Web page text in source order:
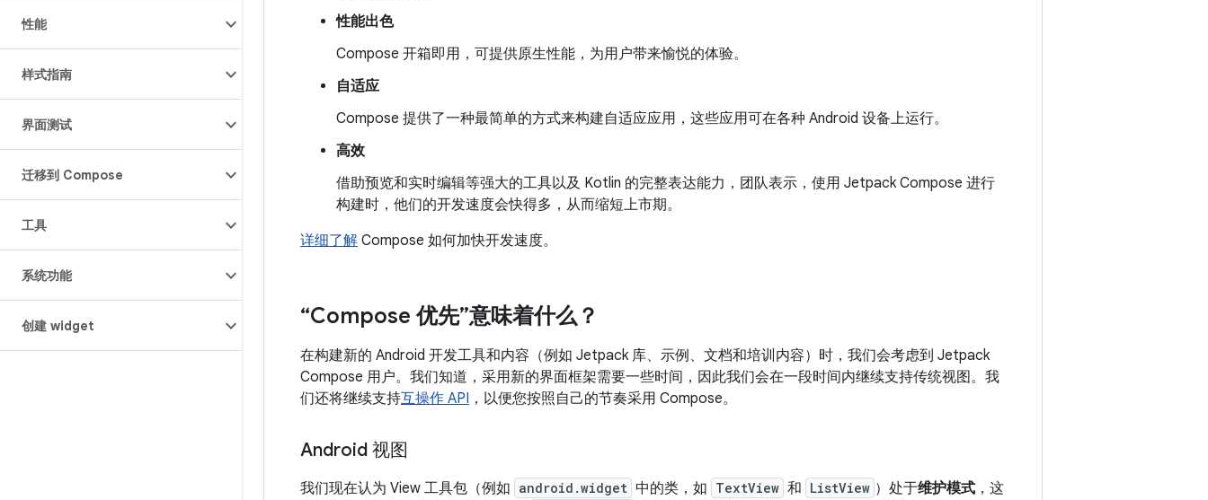
性能
样式指南
界面测试
迁移到 Compose
工具
系统功能
创建 widget
性能出色
Compose 开箱即用，可提供原生性能，为用户带来愉悦的体验。
自适应
Compose 提供了一种最简单的方式来构建自适应应用，这些应用可在各种 Android 设备上运行。
高效
借助预览和实时编辑等强大的工具以及 Kotlin 的完整表达能力，团队表示，使用 Jetpack Compose 进行
构建时，他们的开发速度会快得多，从而缩短上市期。
详细了解 Compose 如何加快开发速度。
“Compose 优先”意味着什么？
在构建新的 Android 开发工具和内容（例如 Jetpack 库、示例、文档和培训内容）时，我们会考虑到 Jetpack
Compose 用户。我们知道，采用新的界面框架需要一些时间，因此我们会在一段时间内继续支持传统视图。我
们还将继续支持互操作 API ，以便您按照自己的节奏采用 Compose。
Android 视图
我们现在认为 View 工具包（例如 android.widget 中的类，如 TextView 和 ListView ）处于维护模式 ，这